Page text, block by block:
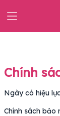
Chính
Ngày có hiệu
Chính sách bảo